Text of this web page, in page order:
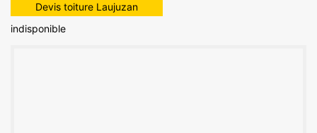
Devis toiture Laujuzan
indisponible